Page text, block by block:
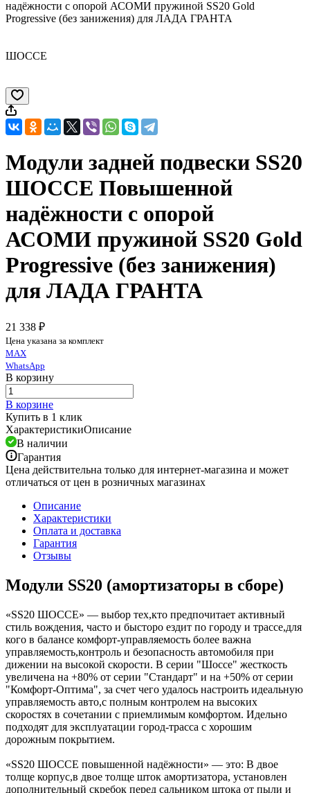
надёжности с опорой АСОМИ пружиной SS20 Gold
Progressive (без занижения) для ЛАДА ГРАНТА
ШОССЕ
Модули задней подвески SS20
ШОССЕ Повышенной
надёжности с опорой
АСОМИ пружиной SS20 Gold
Progressive (без занижения)
для ЛАДА ГРАНТА
21 338 ₽
Цена указана за комплект
MAX
WhatsApp
В корзину
В корзине
Купить в 1 клик
ХарактеристикиОписание
В наличии
Гарантия
Цена действительна только для интернет-магазина и может
отличаться от цен в розничных магазинах
Описание
Характеристики
Оплата и доставка
Гарантия
Отзывы
Модули SS20 (амортизаторы в сборе)
«SS20 ШОССЕ» — выбор тех,кто предпочитает активный
стиль вождения, часто и бысторо ездит по городу и трассе,для
кого в балансе комфорт-управляемость более важна
управляемость,контроль и безопасность автомобиля при
дижении на высокой скорости. В серии "Шоссе" жесткость
увеличена на +80% от серии "Стандарт" и на +50% от серии
"Комфорт-Оптима", за счет чего удалось настроить идеальную
управляемость авто,с полным контролем на высоких
скоростях в сочетании с приемлимым комфортом. Идельно
подходят для эксплуатации город-трасса с хорошим
дорожным покрытием.
«SS20 ШОССЕ повышенной надёжности» — это: В двое
толще корпус,в двое толще шток амортизатора, установлен
дополнительный скребок перед сальником штока от пыли и